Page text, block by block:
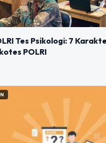
Tes Psikologi: 7
POLRI